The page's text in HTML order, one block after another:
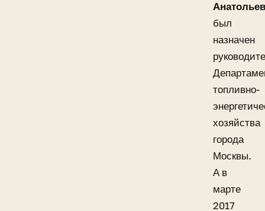
был
назначен
топливно-
хозяйства
города
Москвы.
А в
марте
2017